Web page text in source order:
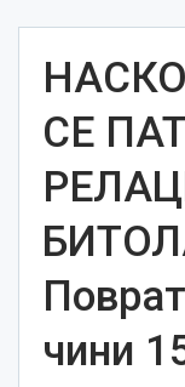
СЕ
чини